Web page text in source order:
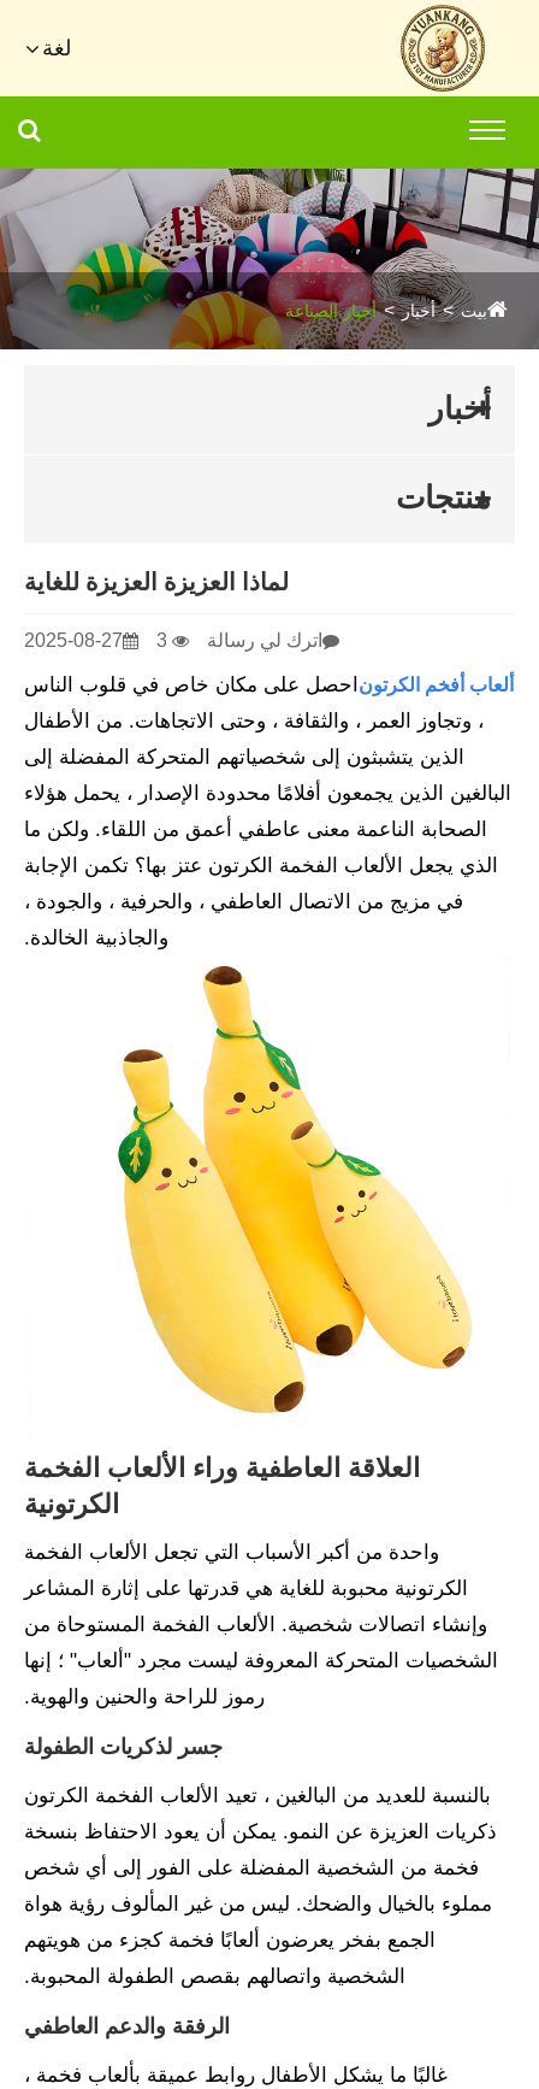
لغة
بيت أخبار أخبار الصناعة
أخبار
منتجات
لماذا العزيزة العزيزة للغاية
2025-08-27 اترك لي رسالة
ألعاب أفخم الكرتون احصل على مكان خاص في قلوب الناس
، وتجاوز العمر ، والثقافة ، وحتى الاتجاهات. من الأطفال
الذين يتشبثون إلى شخصياتهم المتحركة المفضلة إلى
البالغين الذين يجمعون أفلامًا محدودة الإصدار ، يحمل هؤلاء
الصحابة الناعمة معنى عاطفي أعمق من اللقاء. ولكن ما
الذي يجعل الألعاب الفخمة الكرتون عتز بها؟ تكمن الإجابة
في مزيج من الاتصال العاطفي ، والحرفية ، والجودة ،
والجاذبية الخالدة.
العلاقة العاطفية وراء الألعاب الفخمة
الكرتونية
واحدة من أكبر الأسباب التي تجعل الألعاب الفخمة
الكرتونية محبوبة للغاية هي قدرتها على إثارة المشاعر
وإنشاء اتصالات شخصية. الألعاب الفخمة المستوحاة من
الشخصيات المتحركة المعروفة ليست مجرد "ألعاب" ؛ إنها
رموز للراحة والحنين والهوية.
جسر لذكريات الطفولة
بالنسبة للعديد من البالغين ، تعيد الألعاب الفخمة الكرتون
ذكريات العزيزة عن النمو. يمكن أن يعود الاحتفاظ بنسخة
فخمة من الشخصية المفضلة على الفور إلى أي شخص
مملوء بالخيال والضحك. ليس من غير المألوف رؤية هواة
الجمع بفخر يعرضون ألعابًا فخمة كجزء من هويتهم
الشخصية واتصالهم بقصص الطفولة المحبوبة.
الرفقة والدعم العاطفي
غالبًا ما يشكل الأطفال روابط عميقة بألعاب فخمة ،